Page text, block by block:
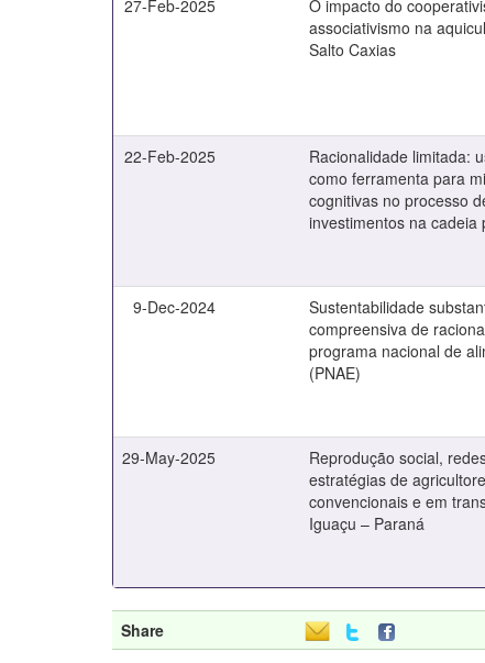
27-Feb-2025
O impacto do
associativismo na
Salto Caxias
22-Feb-2025
Racionalidade limitada:
como ferramenta para
cognitivas no processo
investimentos na cadeia
9-Dec-2024
Sustentabilidade
compreensiva de
programa nacional de
(PNAE)
29-May-2025
Reprodução social,
estratégias de
convencionais e em
Iguaçu – Paraná
Share